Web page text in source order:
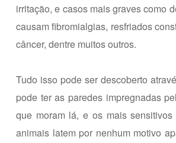
irritação, e casos mais graves como
causam fibromialgias, resfriados
câncer, dentre muitos outros.
Tudo isso pode ser descoberto
pode ter as paredes impregnadas
que moram lá, e os mais
animais latem por nenhum motivo